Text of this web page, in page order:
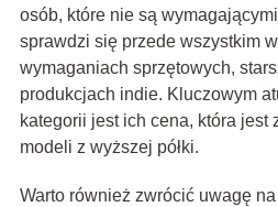
osób, które nie są
sprawdzi się przede wszystkim
wymaganiach sprzętowych,
produkcjach indie. Kluczowym
kategorii jest ich cena, która jest
modeli z wyższej półki.
Warto również zwrócić uwagę